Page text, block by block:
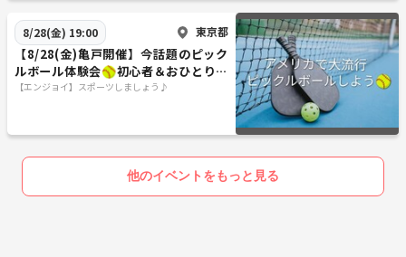
8/28(金) 19:00 東京都
【8/28(金)亀戸開催】今話題のピック
ルボール体験会🥎初心者＆おひとり歓
迎！
【エンジョイ】スポーツしましょう♪
他のイベントをもっと見る